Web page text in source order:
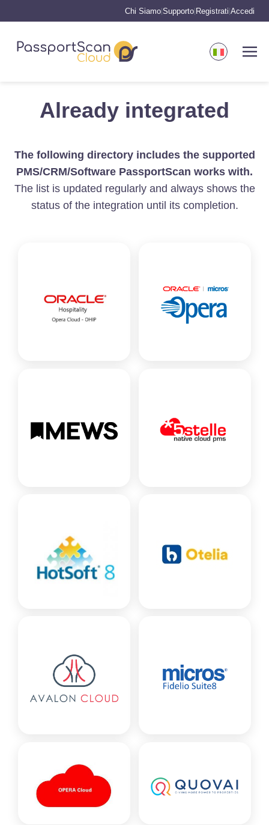
Chi Siamo Supporto Registrati Accedi
Already integrated
The following directory includes the supported
PMS/CRM/Software PassportScan works with.
The list is updated regularly and always shows the
status of the integration until its completion.